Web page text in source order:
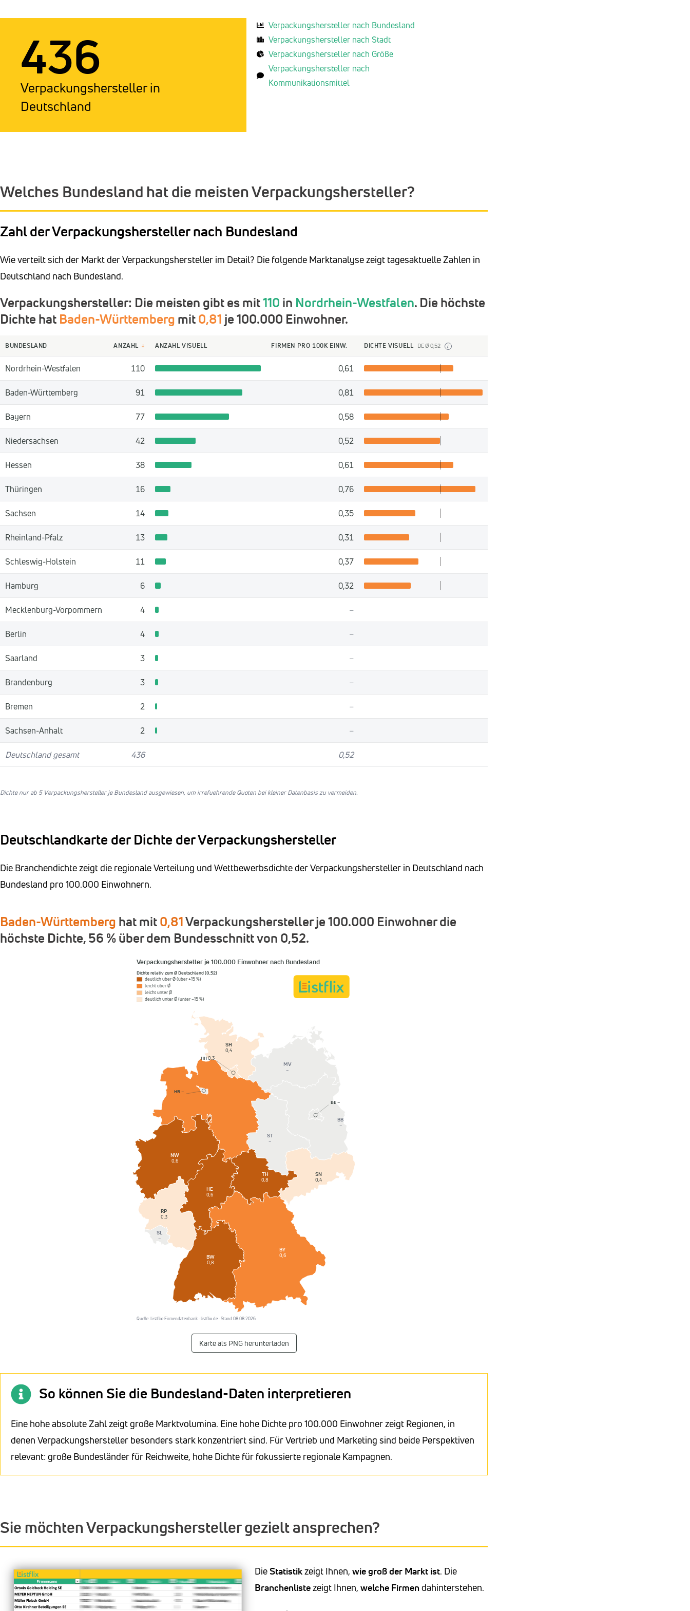
436
Verpackungshersteller in
Deutschland
Verpackungshersteller nach Bundesland
Verpackungshersteller nach Stadt
Verpackungshersteller nach Größe
Verpackungshersteller nach
Kommunikationsmittel
Welches Bundesland hat die meisten Verpackungshersteller?
Zahl der Verpackungshersteller nach Bundesland
Wie verteilt sich der Markt der Verpackungshersteller im Detail? Die folgende Marktanalyse zeigt tagesaktuelle Zahlen in
Deutschland nach Bundesland.
Verpackungshersteller: Die meisten gibt es mit110 in Nordrhein-Westfalen. Die höchste
Dichte hat Baden-Württemberg mit0,81 je 100.000 Einwohner.
BUNDESLAND ANZAHL ↓ ANZAHL VISUELL FIRMEN PRO 100K EINW. DICHTE VISUELL DE Ø 0,52 i
Nordrhein-Westfalen 110 0,61
Baden-Württemberg 91 0,81
Bayern 77 0,58
Niedersachsen 42 0,52
Hessen 38 0,61
Thüringen 16 0,76
Sachsen 14 0,35
Rheinland-Pfalz 13 0,31
Schleswig-Holstein 11 0,37
Hamburg 6 0,32
Mecklenburg-Vorpommern 4 –
Berlin 4 –
Saarland 3 –
Brandenburg 3 –
Bremen 2 –
Sachsen-Anhalt 2 –
Deutschland gesamt 436 0,52
Dichte nur ab 5 Verpackungshersteller je Bundesland ausgewiesen, um irrefuehrende Quoten bei kleiner Datenbasis zu vermeiden.
Deutschlandkarte der Dichte der Verpackungshersteller
Die Branchendichte zeigt die regionale Verteilung und Wettbewerbsdichte der Verpackungshersteller in Deutschland nach
Bundesland pro 100.000 Einwohnern.
Baden-Württemberg hat mit0,81Verpackungshersteller je 100.000 Einwohner die
höchste Dichte, 56 % über dem Bundesschnitt von 0,52.
Verpackungshersteller je 100.000 Einwohner nach Bundesland
Dichte relativ zum Ø Deutschland (0,52)
deutlich über Ø (über +15 %)
leicht über Ø
leicht unter Ø
deutlich unter Ø (unter −15 %)
BW
0,8
BY
0,6
BB
–
HE
0,6
MV
–
NI
0,5
NW
0,6
RP
0,3
SL
–
ST
–
SN
0,4
SH
0,4
TH
0,8
BE–
HB–
HH0,3
Quelle: Listflix-Firmendatenbank · listflix.de · Stand 08.08.2026
Karte als PNG herunterladen
So können Sie die Bundesland-Daten interpretieren
Eine hohe absolute Zahl zeigt große Marktvolumina. Eine hohe Dichte pro 100.000 Einwohner zeigt Regionen, in
denen Verpackungshersteller besonders stark konzentriert sind. Für Vertrieb und Marketing sind beide Perspektiven
relevant: große Bundesländer für Reichweite, hohe Dichte für fokussierte regionale Kampagnen.
Sie möchten Verpackungshersteller gezielt ansprechen?
DieStatistikzeigt Ihnen, wie groß der Markt ist. Die
Branchenlistezeigt Ihnen, welche Firmen dahinterstehen.